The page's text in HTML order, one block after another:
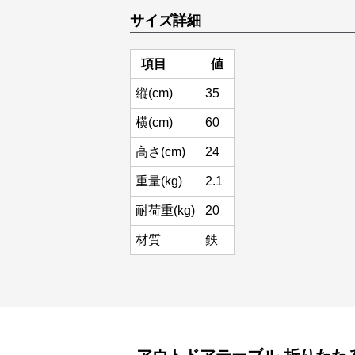
サイズ詳細
項目 値
縦(cm) 35
横(cm) 60
高さ(cm) 24
重量(kg) 2.1
耐荷重(kg) 20
材質 鉄